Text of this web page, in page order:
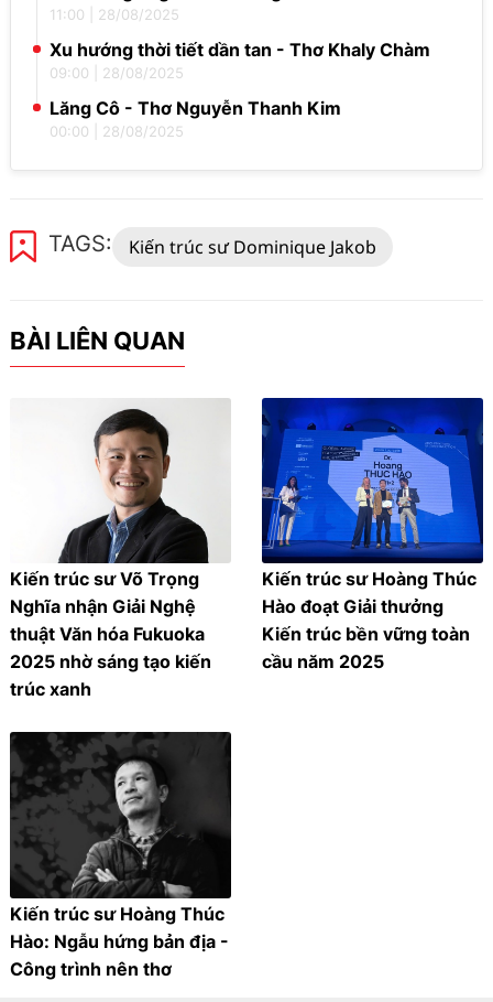
11:00 28/08/2025
Xu hướng thời tiết dần tan - Thơ Khaly Chàm
09:00 28/08/2025
Lăng Cô - Thơ Nguyễn Thanh Kim
00:00 28/08/2025
TAGS: Kiến trúc sư Dominique Jakob
BÀI LIÊN QUAN
Kiến trúc sư Võ Trọng
Nghĩa nhận Giải Nghệ
thuật Văn hóa Fukuoka
2025 nhờ sáng tạo kiến
trúc xanh
Kiến trúc sư Hoàng Thúc
Hào đoạt Giải thưởng
Kiến trúc bền vững toàn
cầu năm 2025
Kiến trúc sư Hoàng Thúc
Hào: Ngẫu hứng bản địa -
Công trình nên thơ